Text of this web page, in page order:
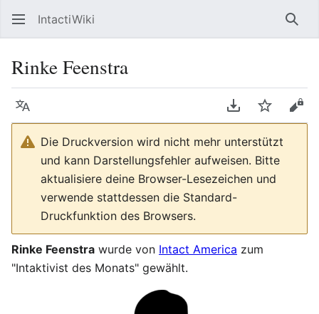
IntactiWiki
Rinke Feenstra
Sprache PDF
Die Druckversion wird nicht mehr unterstützt
und kann Darstellungsfehler aufweisen. Bitte
aktualisiere deine Browser-Lesezeichen und
verwende stattdessen die Standard-
Druckfunktion des Browsers.
Rinke Feenstra wurde von Intact America zum
"Intaktivist des Monats" gewählt.